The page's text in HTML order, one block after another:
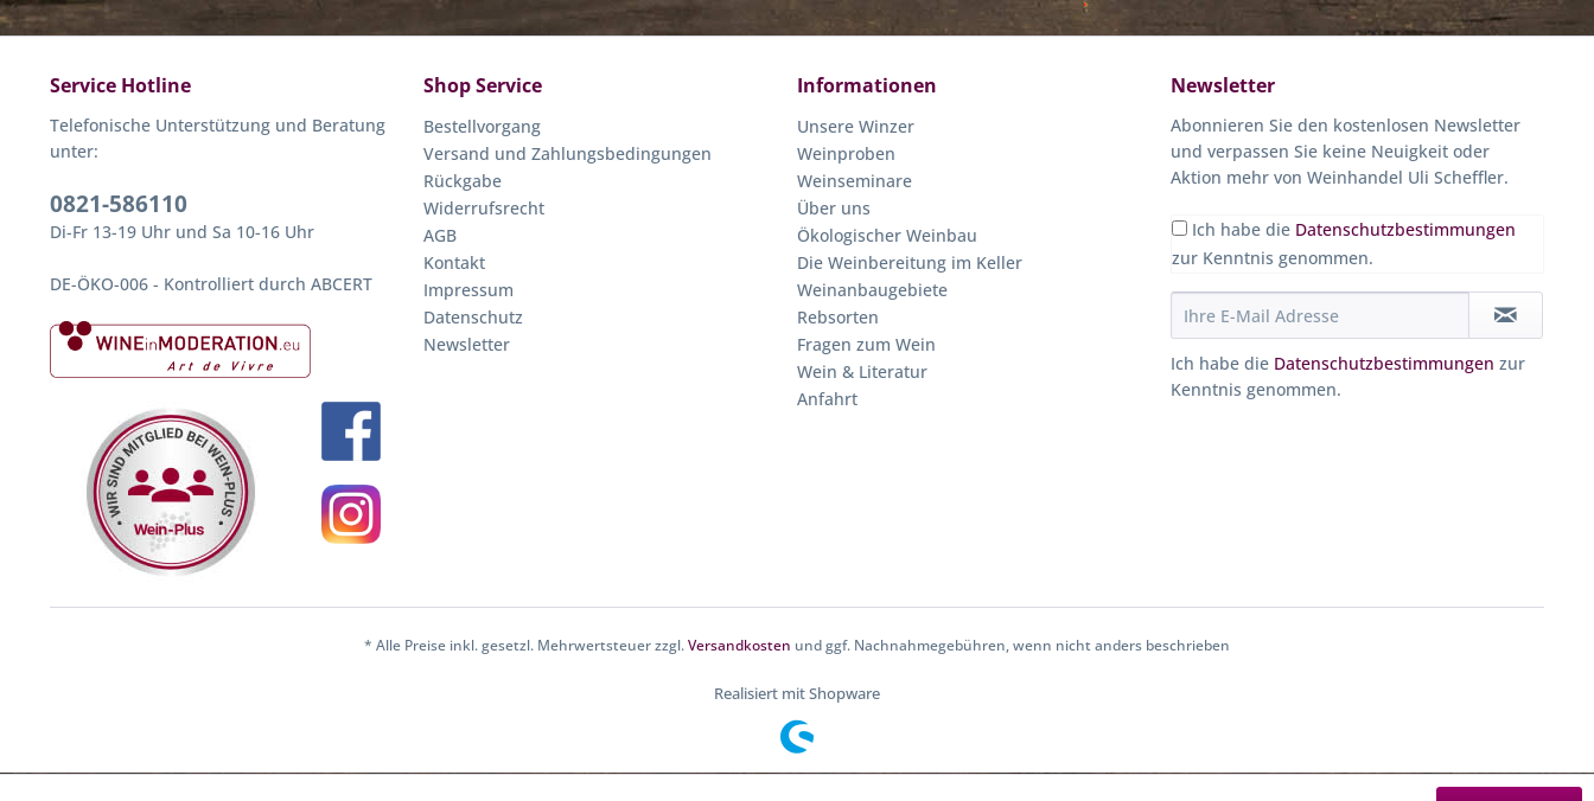
Service Hotline
Telefonische Unterstützung und Beratung
unter:
0821-586110
Di-Fr 13-19 Uhr und Sa 10-16 Uhr
DE-ÖKO-006 - Kontrolliert durch ABCERT
Shop Service
Bestellvorgang
Versand und Zahlungsbedingungen
Rückgabe
Widerrufsrecht
AGB
Kontakt
Impressum
Datenschutz
Newsletter
Informationen
Unsere Winzer
Weinproben
Weinseminare
Über uns
Ökologischer Weinbau
Die Weinbereitung im Keller
Weinanbaugebiete
Rebsorten
Fragen zum Wein
Wein & Literatur
Anfahrt
Newsletter
Abonnieren Sie den kostenlosen Newsletter
und verpassen Sie keine Neuigkeit oder
Aktion mehr von Weinhandel Uli Scheffler.
Ich habe die Datenschutzbestimmungen
zur Kenntnis genommen.
Ich habe die Datenschutzbestimmungen zur
Kenntnis genommen.
* Alle Preise inkl. gesetzl. Mehrwertsteuer zzgl.Versandkosten und ggf. Nachnahmegebühren, wenn nicht anders beschrieben
Realisiert mit Shopware